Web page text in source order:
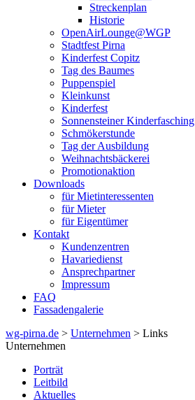
Streckenplan
Historie
OpenAirLounge@WGP
Stadtfest Pirna
Kinderfest Copitz
Tag des Baumes
Puppenspiel
Kleinkunst
Kinderfest
Sonnensteiner Kinderfasching
Schmökerstunde
Tag der Ausbildung
Weihnachtsbäckerei
Promotionaktion
Downloads
für Mietinteressenten
für Mieter
für Eigentümer
Kontakt
Kundenzentren
Havariedienst
Ansprechpartner
Impressum
FAQ
Fassadengalerie
wg-pirna.de > Unternehmen > Links
Unternehmen
Porträt
Leitbild
Aktuelles